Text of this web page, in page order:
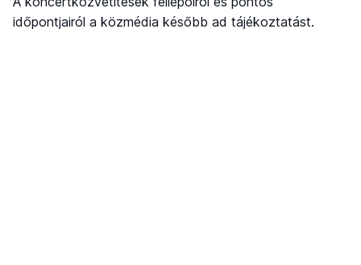
időpontjairól a közmédia később ad tájékoztatást.